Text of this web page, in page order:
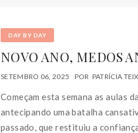
DAY BY DAY
NOVO ANO, MEDOS
SETEMBRO 06, 2025 POR PATRÍCIA
Começam esta semana as aulas
antecipando uma batalha
passado, que restituiu a